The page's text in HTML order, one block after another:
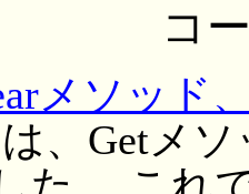
コ
メソッド
、Getメ